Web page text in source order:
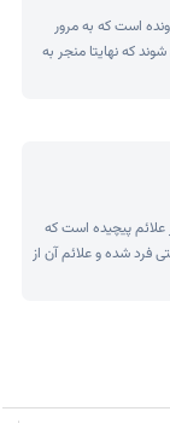
است که به مرور
که نهایتا منجر به
پیچیده است که
فرد شده و علائم آن از